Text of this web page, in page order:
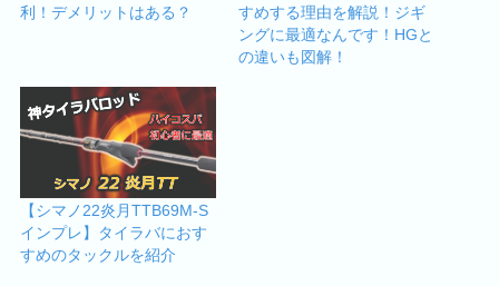
利！デメリットはある？
すめする理由を解説！ジギ
ングに最適なんです！HGと
の違いも図解！
【シマノ22炎月TTB69M-S
インプレ】タイラバにおす
すめのタックルを紹介